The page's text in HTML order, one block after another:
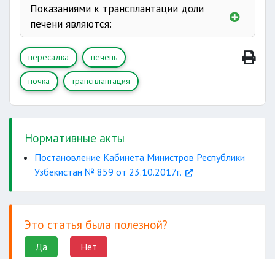
пиелонефрит
Показаниями к трансплантации доли
печени являются:
диффузных
нарушение
нерезектабельные
пересадка печень
почка трансплантация
Нормативные акты
Постановление Кабинета Министров Республики
Узбекистан № 859 от 23.10.2017г.
Это статья была полезной?
Да Нет